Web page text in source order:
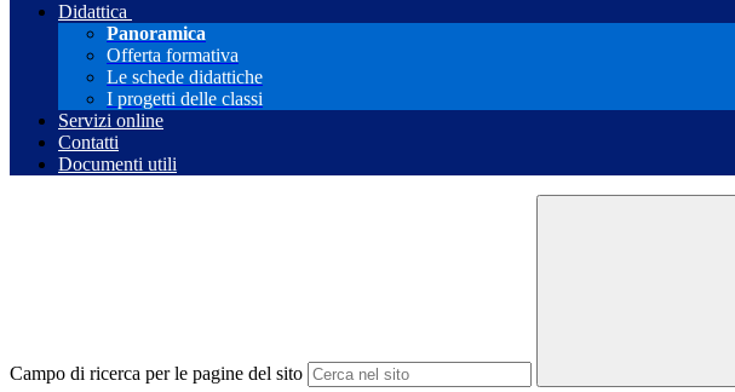
Didattica
Panoramica
Offerta formativa
Le schede didattiche
I progetti delle classi
Servizi online
Contatti
Documenti utili
Campo di ricerca per le pagine del sito